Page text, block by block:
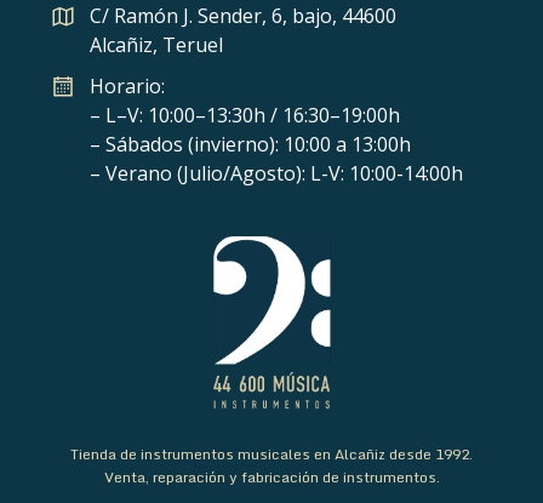
C/ Ramón J. Sender, 6, bajo, 44600
Alcañiz, Teruel
Horario:
– L–V: 10:00–13:30h / 16:30–19:00h
– Sábados (invierno): 10:00 a 13:00h
– Verano (Julio/Agosto): L-V: 10:00-14:00h
Tienda de instrumentos musicales en Alcañiz desde 1992.
Venta, reparación y fabricación de instrumentos.